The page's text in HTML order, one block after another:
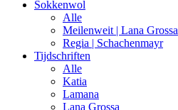
Sokkenwol
Alle
Meilenweit | Lana Grossa
Regia | Schachenmayr
Tijdschriften
Alle
Katia
Lamana
Lana Grossa